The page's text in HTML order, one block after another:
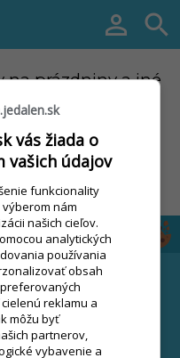
 
na prázdniny a iné
stravníkov na stravu
nestravné dni,
STIAHNUŤ
CENNÍK
VIAC
vás žiada o
vašich údajov
funkcionality
nám
našich cieľov.
analytických
používania
obsah
reklamu a
môžu byť
partnerov,
vybavenie a